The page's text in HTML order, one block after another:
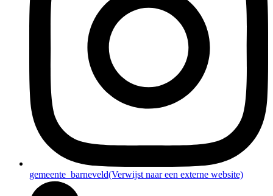
gemeente_barneveld(Verwijst naar een externe website)